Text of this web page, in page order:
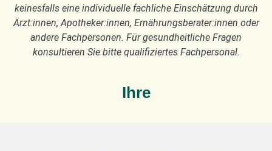
keinesfalls eine individuelle fachliche Einschätzung durch
Ärzt:innen, Apotheker:innen, Ernährungsberater:innen oder
andere Fachpersonen. Für gesundheitliche Fragen
konsultieren Sie bitte qualifiziertes Fachpersonal.
Ihre